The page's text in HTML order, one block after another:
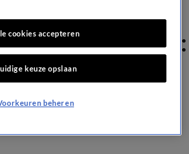
de eerste vier
kabinet-Jetten:
karwei'
cookies accepteren
keuze opslaan
beheren